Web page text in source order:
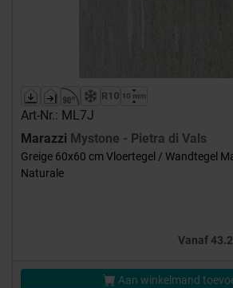
Art-Nr.: ML7J
Marazzi Mystone - Pietra di Vals
Greige 60x60 cm Vloertegel / Wandtegel
Naturale
Vanaf 43.2
Aan winkelmand